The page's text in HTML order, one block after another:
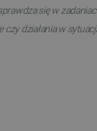
się w
działania w
kontem.